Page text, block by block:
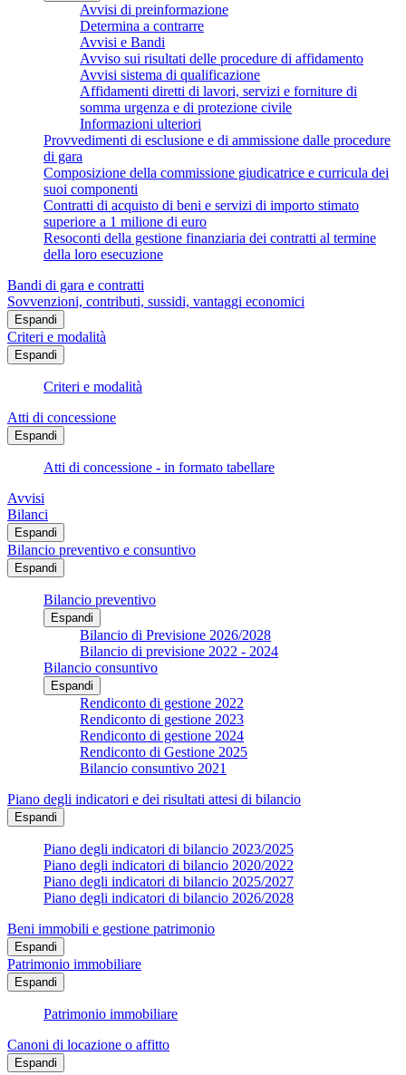
Avvisi di preinformazione
Determina a contrarre
Avvisi e Bandi
Avviso sui risultati delle procedure di affidamento
Avvisi sistema di qualificazione
Affidamenti diretti di lavori, servizi e forniture di
somma urgenza e di protezione civile
Informazioni ulteriori
Provvedimenti di esclusione e di ammissione dalle procedure
di gara
Composizione della commissione giudicatrice e curricula dei
suoi componenti
Contratti di acquisto di beni e servizi di importo stimato
superiore a 1 milione di euro
Resoconti della gestione finanziaria dei contratti al termine
della loro esecuzione
Bandi di gara e contratti
Sovvenzioni, contributi, sussidi, vantaggi economici
Espandi
Criteri e modalità
Espandi
Criteri e modalità
Atti di concessione
Espandi
Atti di concessione - in formato tabellare
Avvisi
Bilanci
Espandi
Bilancio preventivo e consuntivo
Espandi
Bilancio preventivo
Espandi
Bilancio di Previsione 2026/2028
Bilancio di previsione 2022 - 2024
Bilancio consuntivo
Espandi
Rendiconto di gestione 2022
Rendiconto di gestione 2023
Rendiconto di gestione 2024
Rendiconto di Gestione 2025
Bilancio consuntivo 2021
Piano degli indicatori e dei risultati attesi di bilancio
Espandi
Piano degli indicatori di bilancio 2023/2025
Piano degli indicatori di bilancio 2020/2022
Piano degli indicatori di bilancio 2025/2027
Piano degli indicatori di bilancio 2026/2028
Beni immobili e gestione patrimonio
Espandi
Patrimonio immobiliare
Espandi
Patrimonio immobiliare
Canoni di locazione o affitto
Espandi